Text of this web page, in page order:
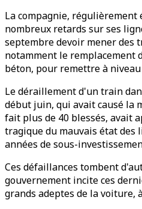
La compagnie, régulièrement
nombreux retards sur ses
septembre devoir mener des
notamment le remplacement
béton, pour remettre à niveau
Le déraillement d'un train
début juin, qui avait causé la
fait plus de 40 blessés, avait
tragique du mauvais état des
années de sous-
Ces défaillances tombent
gouvernement incite ces
grands adeptes de la voiture,